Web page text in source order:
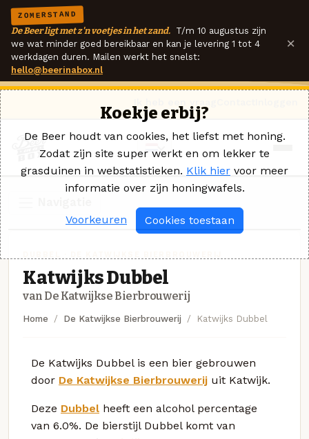
ZOMERSTAND
De Beer ligt met z'n voetjes in het zand. T/m 10 augustus zijn
we wat minder goed bereikbaar en kan je levering 1 tot 4
werkdagen duren. Mailen werkt het snelst:
hello@beerinabox.nl
×
Katwijks Dubbel
van De Katwijkse Bierbrouwerij
Home De Katwijkse Bierbrouwerij Katwijks Dubbel
De Katwijks Dubbel is een bier gebrouwen
door De Katwijkse Bierbrouwerij uit Katwijk.
Deze Dubbel heeft een alcohol percentage
van 6.0%. De bierstijl Dubbel komt van
Koekje erbij?
De Beer houdt van cookies, het liefst met honing.
Zodat zijn site super werkt en om lekker te
grasduinen in webstatistieken. Klik hier voor meer
informatie over zijn honingwafels.
Voorkeuren Cookies toestaan